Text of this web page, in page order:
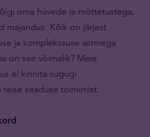
oma hüvede ja mõttetustega,
majandus. Kõik on järjest
ja komplekssuse astmega
on see võimalik? Meie
ei kinnita sugugi
seaduse toimimist.